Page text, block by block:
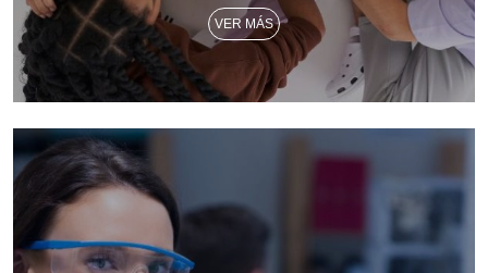
VER MÁS